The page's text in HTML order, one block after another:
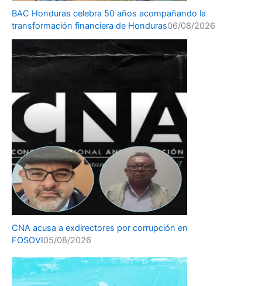
BAC Honduras celebra 50 años acompañando la
transformación financiera de Honduras06/08/2026
CNA acusa a exdirectores por corrupción en
FOSOVI05/08/2026